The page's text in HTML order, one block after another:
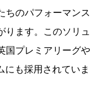
ちのパフォーマンス
ります。このソリュ
国プレミアリーグや
にも採用されていま